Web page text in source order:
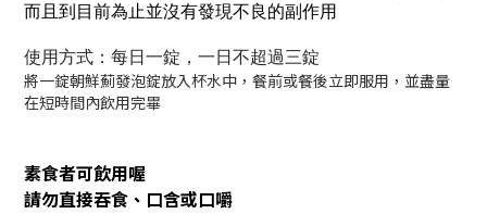
而且到目前為止並沒有發現不良的副作用
使用方式：每日一錠，一日不超過三錠
將一錠朝鮮薊發泡錠放入杯水中，餐前或餐後立即服用，並盡量
在短時間內飲用完畢
素食者可飲用喔
請勿直接吞食、口含或口嚼